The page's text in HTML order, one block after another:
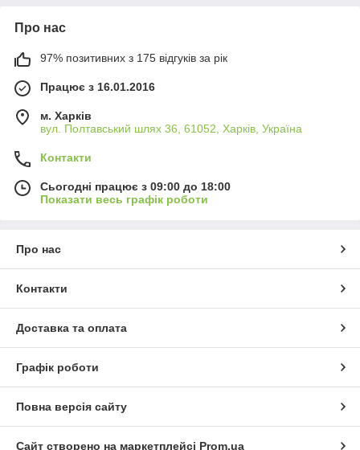
властивості навіть після безлічі прань. Вони представлені в
дозволяє підібрати ідеальне рішення для будь-якої спальні,
від «1001 ніч» не тільки прикрашають ваш інтер'єр, але й
повноцінному відпочинку.
вибір на користь довговічності, стилю та неперевершеної
якості, яка радуватиме вас день за днем. Наші простирадла
створюють атмосферу затишку та гармонії, роблячи вашу
спальню місцем, куди хочеться повертатися знову і знову.
Про нас
97% позитивних з 175 відгуків за рік
Працює з 16.01.2016
м. Харків
вул. Полтавський шлях 36, 61052, Харків, Україна
Контакти
Сьогодні працює з 09:00 до 18:00
Показати весь графік роботи
Про нас
Контакти
Доставка та оплата
Графік роботи
Повна версія сайту
Сайт створено на маркетплейсі Prom.ua